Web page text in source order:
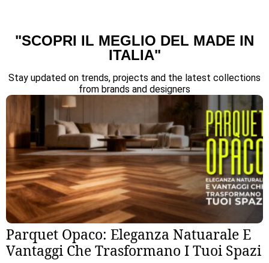
"SCOPRI IL MEGLIO DEL MADE IN
ITALIA"
Stay updated on trends, projects and the latest collections
from brands and designers
Parquet Opaco: Eleganza Natuarale E
Vantaggi Che Trasformano I Tuoi Spazi